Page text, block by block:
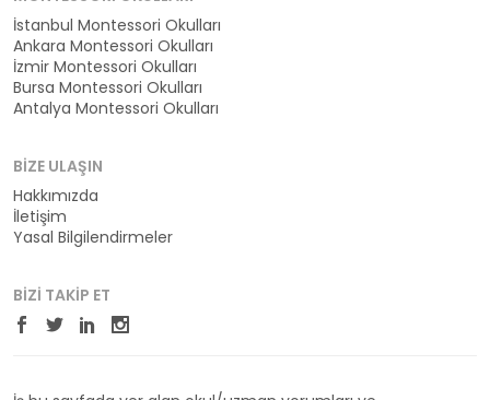
İstanbul Montessori Okulları
Ankara Montessori Okulları
İzmir Montessori Okulları
Bursa Montessori Okulları
Antalya Montessori Okulları
BIZE ULAŞIN
Hakkımızda
İletişim
Yasal Bilgilendirmeler
BIZI TAKIP ET